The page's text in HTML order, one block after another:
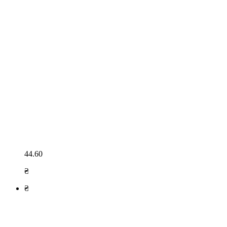
44.60
₴
₴